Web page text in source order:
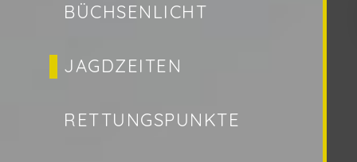
BÜCHSENLICHT
JAGDZEITEN
RETTUNGSPUNKTE